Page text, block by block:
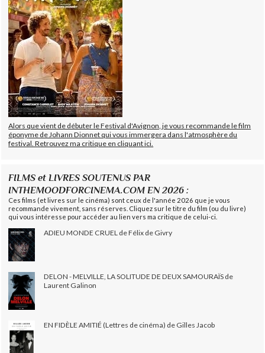
Alors que vient de débuter le Festival d'Avignon, je vous recommande le film
éponyme de Johann Dionnet qui vous immergera dans l'atmosphère du
festival. Retrouvez ma critique en cliquant ici.
FILMS et LIVRES SOUTENUS PAR
INTHEMOODFORCINEMA.COM EN 2026 :
Ces films (et livres sur le cinéma) sont ceux de l'année 2026 que je vous
recommande vivement, sans réserves. Cliquez sur le titre du film (ou du livre)
qui vous intéresse pour accéder au lien vers ma critique de celui-ci.
ADIEU MONDE CRUEL de Félix de Givry
DELON - MELVILLE, LA SOLITUDE DE DEUX SAMOURAÏS de
Laurent Galinon
EN FIDÈLE AMITIÉ (Lettres de cinéma) de Gilles Jacob